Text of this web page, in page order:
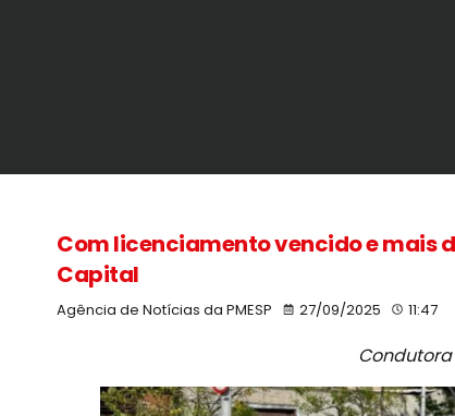
Com licenciamento vencido e mais
Capital
Agência de Notícias da PMESP 27/09/2025 11:47